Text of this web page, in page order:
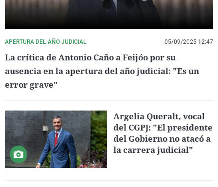
APERTURA DEL AÑO JUDICIAL 05/09/2025 12:47
La crítica de Antonio Caño a Feijóo por su
ausencia en la apertura del año judicial: "Es un
error grave"
Argelia Queralt, vocal
del CGPJ: "El presidente
del Gobierno no atacó a
la carrera judicial"